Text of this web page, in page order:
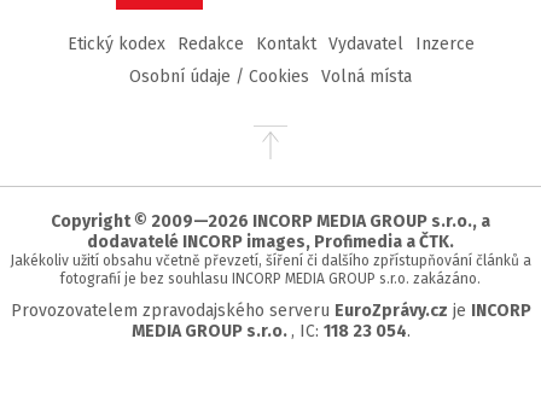
Etický kodex Redakce Kontakt Vydavatel
Inzerce
Osobní údaje / Cookies
Volná místa
Přejít
stránky
Copyright © 2009—2026 INCORP MEDIA GROUP s.r.o., a
dodavatelé INCORP images, Profimedia a ČTK.
Jakékoliv užití obsahu včetně převzetí, šíření či dalšího zpřístupňování článků a
fotografií je bez souhlasu INCORP MEDIA GROUP s.r.o. zakázáno.
Provozovatelem zpravodajského serveru EuroZprávy.cz je INCORP
MEDIA GROUP s.r.o. , IC: 118 23 054.